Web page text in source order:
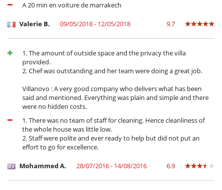
A 20 min en voiture de marrakech
Valerie B. 09/05/2018 - 12/05/2018 9.7
1. The amount of outside space and the privacy the villa
provided.
2. Chef was outstanding and her team were doing a great job.
Villanovo : A very good company who delivers what has been
said and mentioned. Everything was plain and simple and there
were no hidden costs.
1. There was no team of staff for cleaning. Hence cleanliness of
the whole house was little low.
2. Staff were polite and ever ready to help but did not put an
effort to go for excellence.
Mohammed A. 28/07/2016 - 14/08/2016 6.9